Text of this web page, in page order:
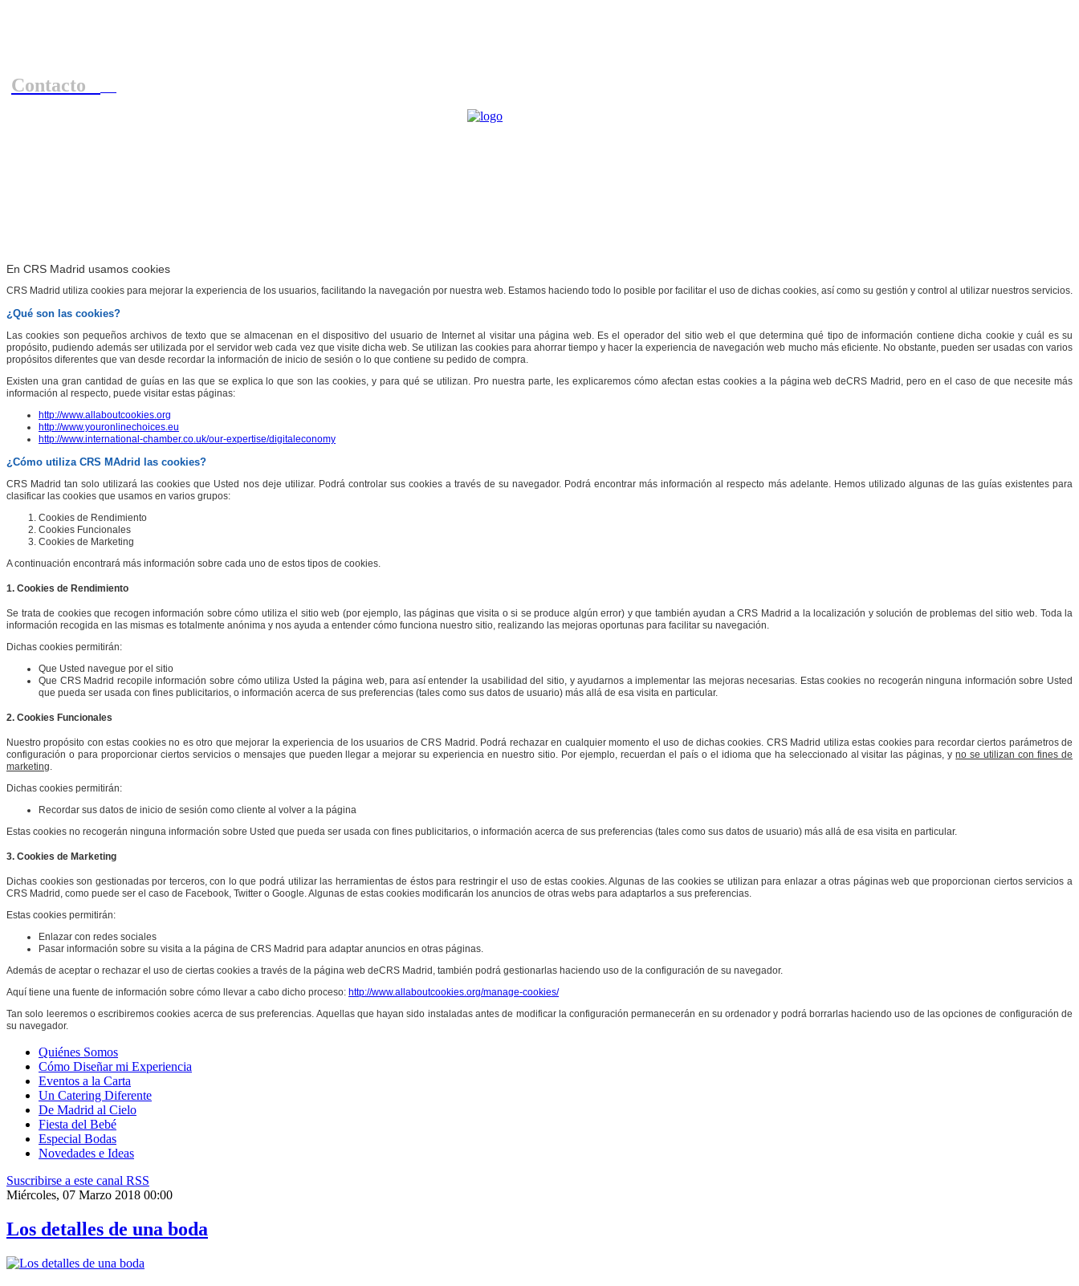
Contacto
En CRS Madrid usamos cookies
CRS Madrid utiliza cookies para mejorar la experiencia de los usuarios, facilitando la navegación por nuestra web. Estamos haciendo todo lo posible por facilitar el uso de dichas cookies, así como su gestión y control al utilizar nuestros servicios.
¿Qué son las cookies?
Las cookies son pequeños archivos de texto que se almacenan en el dispositivo del usuario de Internet al visitar una página web. Es el operador del sitio web el que determina qué tipo de información contiene dicha cookie y cuál es su
propósito, pudiendo además ser utilizada por el servidor web cada vez que visite dicha web. Se utilizan las cookies para ahorrar tiempo y hacer la experiencia de navegación web mucho más eficiente. No obstante, pueden ser usadas con varios
propósitos diferentes que van desde recordar la información de inicio de sesión o lo que contiene su pedido de compra.
Existen una gran cantidad de guías en las que se explica lo que son las cookies, y para qué se utilizan. Pro nuestra parte, les explicaremos cómo afectan estas cookies a la página web deCRS Madrid , pero en el caso de que necesite más
información al respecto, puede visitar estas páginas:
http://www.allaboutcookies.org
http://www.youronlinechoices.eu
http://www.international-chamber.co.uk/our-expertise/digitaleconomy
¿Cómo utiliza CRS MAdrid las cookies?
CRS Madrid tan solo utilizará las cookies que Usted nos deje utilizar. Podrá controlar sus cookies a través de su navegador. Podrá encontrar más información al respecto más adelante. Hemos utilizado algunas de las guías existentes para
clasificar las cookies que usamos en varios grupos:
Cookies de Rendimiento
Cookies Funcionales
Cookies de Marketing
A continuación encontrará más información sobre cada uno de estos tipos de cookies.
1. Cookies de Rendimiento
Se trata de cookies que recogen información sobre cómo utiliza el sitio web (por ejemplo, las páginas que visita o si se produce algún error) y que también ayudan aCRS Madrid a la localización y solución de problemas del sitio web. Toda la
información recogida en las mismas es totalmente anónima y nos ayuda a entender cómo funciona nuestro sitio, realizando las mejoras oportunas para facilitar su navegación.
Dichas cookies permitirán:
Que Usted navegue por el sitio
Que CRS Madrid recopile información sobre cómo utiliza Usted la página web, para así entender la usabilidad del sitio, y ayudarnos a implementar las mejoras necesarias. Estas cookies no recogerán ninguna información sobre Usted
que pueda ser usada con fines publicitarios, o información acerca de sus preferencias (tales como sus datos de usuario) más allá de esa visita en particular.
2. Cookies Funcionales
Nuestro propósito con estas cookies no es otro que mejorar la experiencia de los usuarios deCRS Madrid . Podrá rechazar en cualquier momento el uso de dichas cookies. CRS Madrid utiliza estas cookies para recordar ciertos parámetros de
configuración o para proporcionar ciertos servicios o mensajes que pueden llegar a mejorar su experiencia en nuestro sitio. Por ejemplo, recuerdan el país o el idioma que ha seleccionado al visitar las páginas, yno se utilizan con fines de
marketing.
Dichas cookies permitirán:
Recordar sus datos de inicio de sesión como cliente al volver a la página
Estas cookies no recogerán ninguna información sobre Usted que pueda ser usada con fines publicitarios, o información acerca de sus preferencias (tales como sus datos de usuario) más allá de esa visita en particular.
3. Cookies de Marketing
Dichas cookies son gestionadas por terceros, con lo que podrá utilizar las herramientas de éstos para restringir el uso de estas cookies. Algunas de las cookies se utilizan para enlazar a otras páginas web que proporcionan ciertos servicios a
CRS Madrid , como puede ser el caso de Facebook, Twitter o Google. Algunas de estas cookies modificarán los anuncios de otras webs para adaptarlos a sus preferencias.
Estas cookies permitirán:
Enlazar con redes sociales
Pasar información sobre su visita a la página de CRS Madrid para adaptar anuncios en otras páginas.
Además de aceptar o rechazar el uso de ciertas cookies a través de la página web deCRS Madrid , también podrá gestionarlas haciendo uso de la configuración de su navegador.
Aquí tiene una fuente de información sobre cómo llevar a cabo dicho proceso: http://www.allaboutcookies.org/manage-cookies/
Tan solo leeremos o escribiremos cookies acerca de sus preferencias. Aquellas que hayan sido instaladas antes de modificar la configuración permanecerán en su ordenador y podrá borrarlas haciendo uso de las opciones de configuración de
su navegador.
Quiénes Somos
Cómo Diseñar mi Experiencia
Eventos a la Carta
Un Catering Diferente
De Madrid al Cielo
Fiesta del Bebé
Especial Bodas
Novedades e Ideas
Suscribirse a este canal RSS
Miércoles, 07 Marzo 2018 00:00
Los detalles de una boda